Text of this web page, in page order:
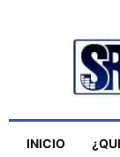
INICIO